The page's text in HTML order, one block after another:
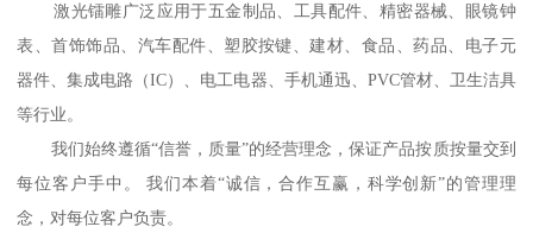
激光镭雕广泛应用于五金制品、工具配件、精密器械、眼镜钟
表、首饰饰品、汽车配件、塑胶按键、建材、食品、药品、电子元
器件、集成电路（IC）、电工电器、手机通迅、PVC管材、卫生洁具
等行业。
我们始终遵循“信誉，质量”的经营理念，保证产品按质按量交到
每位客户手中。 我们本着“诚信，合作互赢，科学创新”的管理理
念，对每位客户负责。